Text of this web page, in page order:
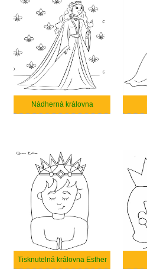
Nádherná královna
Tisknutelná královna Esther